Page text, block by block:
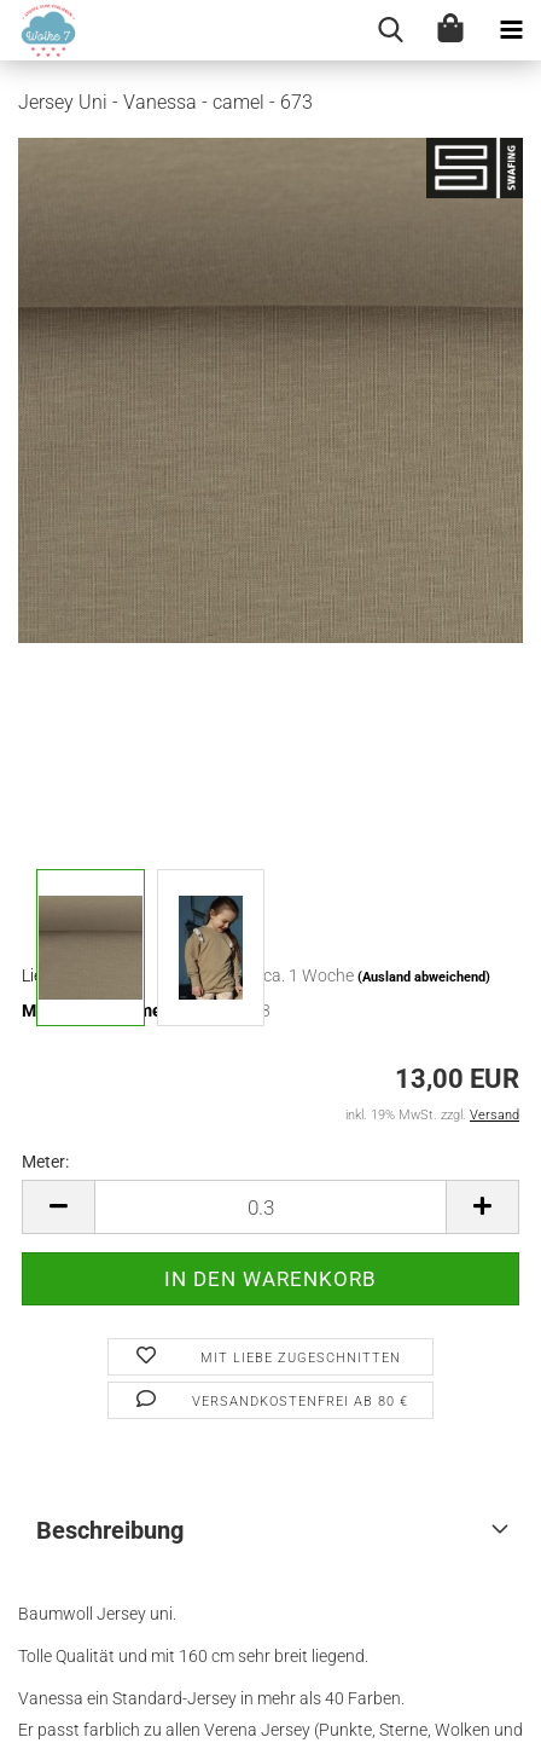
Jersey Uni - Vanessa - camel - 673
Lieferzeit: ca. 1 Woche (Ausland abweichend)
Mindestbestellmenge: 0,3
13,00 EUR
inkl. 19% MwSt. zzgl. Versand
Meter:
MIT LIEBE ZUGESCHNITTEN
VERSANDKOSTENFREI AB 80 €
Beschreibung
Baumwoll Jersey uni.
Tolle Qualität und mit 160 cm sehr breit liegend.
Vanessa ein Standard-Jersey in mehr als 40 Farben.
Er passt farblich zu allen Verena Jersey (Punkte, Sterne, Wolken und